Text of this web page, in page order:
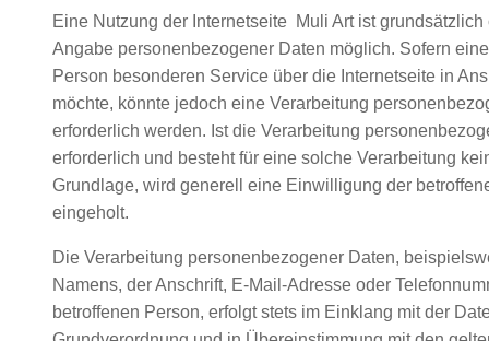
Eine Nutzung der Internetseite Muli Art ist grundsätzlich
Angabe personenbezogener Daten möglich. Sofern
Person besonderen Service über die Internetseite in
möchte, könnte jedoch eine Verarbeitung
erforderlich werden. Ist die Verarbeitung
erforderlich und besteht für eine solche Verarbeitung
Grundlage, wird generell eine Einwilligung der
eingeholt.
Die Verarbeitung personenbezogener Daten,
Namens, der Anschrift, E-Mail-Adresse oder
betroffenen Person, erfolgt stets im Einklang mit der